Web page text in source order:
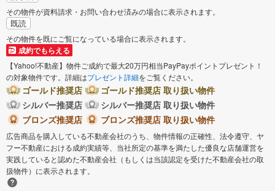
その物件が資料請求・お問い合わせ済みの場合に表示されます。
既読
その物件を既にご覧になっている場合に表示されます。
成約でもらえる
【Yahoo!不動産】物件ご成約で最大20万円相当PayPayポイントプレゼント！
の対象物件です。詳細はプレゼント詳細をご覧ください。
ゴールド推奨店
ゴールド推奨店 取り扱い物件
シルバー推奨店
シルバー推奨店 取り扱い物件
ブロンズ推奨店
ブロンズ推奨店 取り扱い物件
広告商品を購入している不動産会社のうち、物件情報の正確性、法令遵守、ヤ
フー不動産における成約実績等、当社所定の基準を満たした優良な店舗運営を
実践していると認めた不動産会社（もしくは当該認定を受けた不動産会社の取
扱物件）に表示されます。